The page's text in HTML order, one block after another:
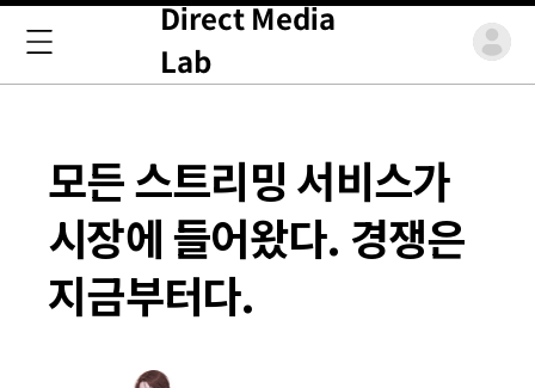
Direct Media
Lab
모든 스트리밍 서비스가
시장에 들어왔다. 경쟁은
지금부터다.